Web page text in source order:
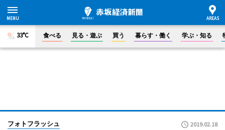
33°C 食べる 見る・遊ぶ 買う 暮らす・働く 学ぶ・知る
フォトフラッシュ 2019.02.18